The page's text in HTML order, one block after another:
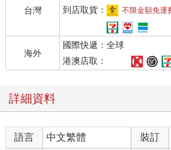
台灣
到店取貨：
不限金額免運
海外
國際快遞：全球
港澳店取：
詳細資料
語言 中文繁體 裝訂